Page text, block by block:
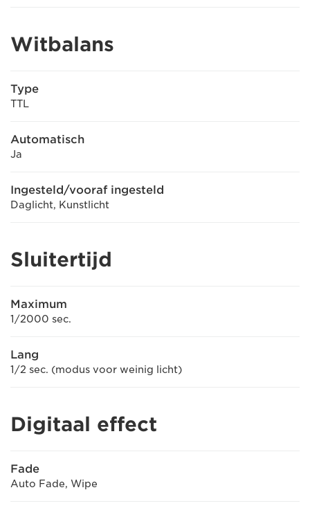
Witbalans
Type
TTL
Automatisch
Ja
Ingesteld/vooraf ingesteld
Daglicht, Kunstlicht
Sluitertijd
Maximum
1/2000 sec.
Lang
1/2 sec. (modus voor weinig licht)
Digitaal effect
Fade
Auto Fade, Wipe